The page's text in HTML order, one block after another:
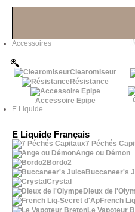
Accessoires
Clearomiseur
Résistance
Accessoire Epipe
E Liquide
E Liquide Français
7 Péchés
Ange ou Démon
Bordo2
Buccaneer's
Crystal
Dieux de
French
Le Vapoteur